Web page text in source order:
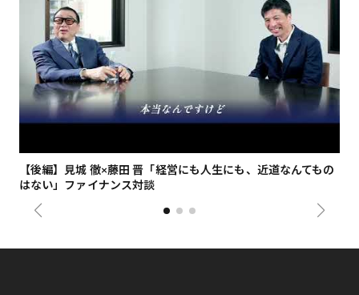
【後編】見城 徹×藤田 晋「経営にも人生にも、近道なんてもの
はない」ファイナンス対談